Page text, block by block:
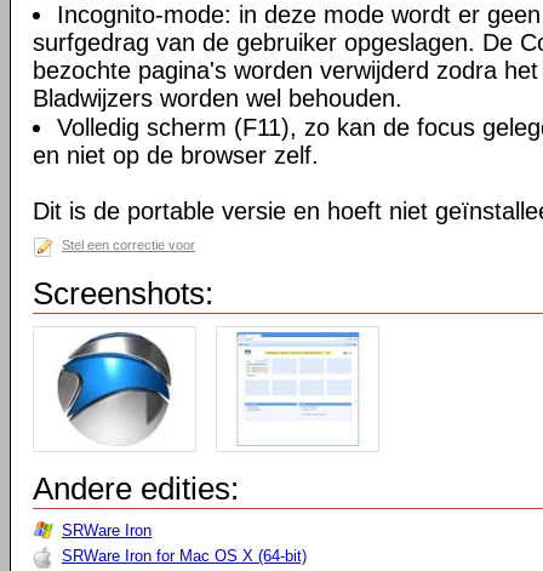
Incognito-mode: in deze mode wordt er
surfgedrag van de gebruiker opgeslagen. De
bezochte pagina's worden verwijderd zodra
Bladwijzers worden wel behouden.
Volledig scherm (F11), zo kan de focus
en niet op de browser zelf.
Dit is de portable versie en hoeft niet
Stel een correctie voor
Screenshots:
Andere edities:
SRWare Iron
SRWare Iron for Mac OS X (64-bit)